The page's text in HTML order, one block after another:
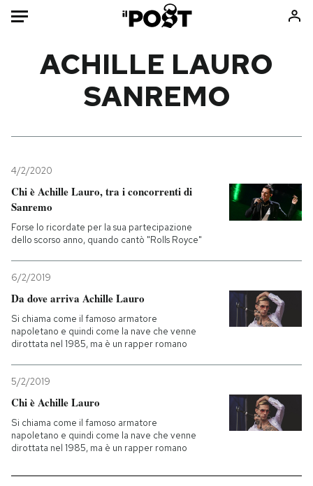
Mondo
Tecnologia
Internet
Cultura
Economia
Sport
Libri
Ok Boomer!
Europa
Altrecose
PODCAST
NEWSLETTER
I MIEI PREFERITI
SHOP
ACHILLE LAURO
SANREMO
4/2/2020
Chi è Achille Lauro, tra i concorrenti di
Sanremo
Forse lo ricordate per la sua partecipazione
dello scorso anno, quando cantò "Rolls Royce"
6/2/2019
Da dove arriva Achille Lauro
Si chiama come il famoso armatore
napoletano e quindi come la nave che venne
dirottata nel 1985, ma è un rapper romano
5/2/2019
Chi è Achille Lauro
Si chiama come il famoso armatore
napoletano e quindi come la nave che venne
dirottata nel 1985, ma è un rapper romano